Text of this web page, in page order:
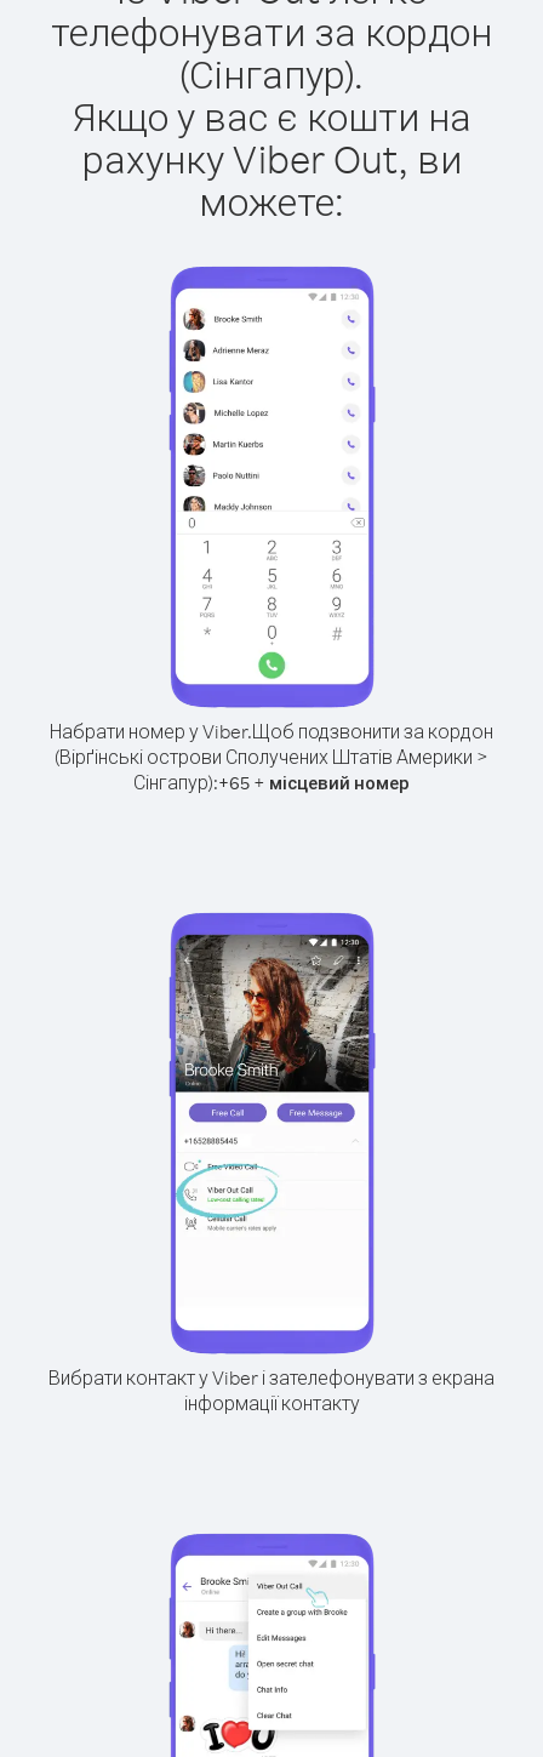
телефонувати за кордон
(Сінгапур).
Якщо у вас є кошти на
рахунку Viber Out, ви
можете:
Набрати номер у Viber.Щоб подзвонити за кордон
(Вірґінські острови Сполучених Штатів Америки >
Сінгапур):+65 + місцевий номер
Вибрати контакт у Viber і зателефонувати з екрана
інформації контакту